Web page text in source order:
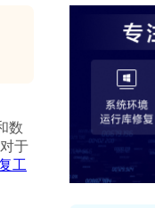
数
于
工